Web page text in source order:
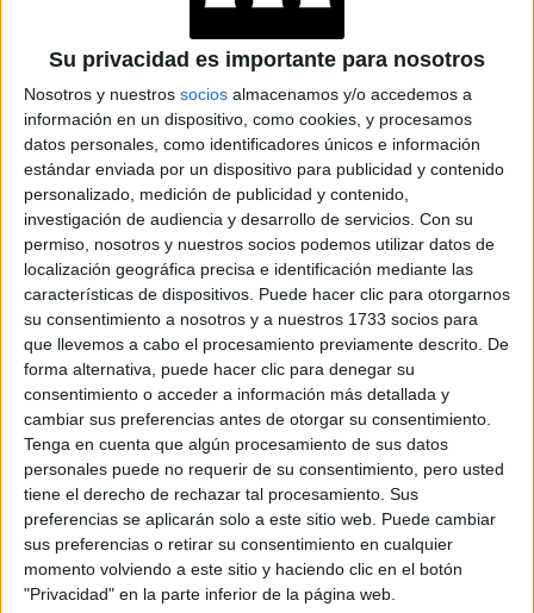
Su privacidad es importante para nosotros
Nosotros y nuestros socios almacenamos y/o accedemos a
información en un dispositivo, como cookies, y procesamos
datos personales, como identificadores únicos e información
estándar enviada por un dispositivo para publicidad y contenido
personalizado, medición de publicidad y contenido,
investigación de audiencia y desarrollo de servicios. Con su
permiso, nosotros y nuestros socios podemos utilizar datos de
localización geográfica precisa e identificación mediante las
características de dispositivos. Puede hacer clic para otorgarnos
su consentimiento a nosotros y a nuestros 1733 socios para
que llevemos a cabo el procesamiento previamente descrito. De
forma alternativa, puede hacer clic para denegar su
consentimiento o acceder a información más detallada y
cambiar sus preferencias antes de otorgar su consentimiento.
Tenga en cuenta que algún procesamiento de sus datos
personales puede no requerir de su consentimiento, pero usted
tiene el derecho de rechazar tal procesamiento. Sus
preferencias se aplicarán solo a este sitio web. Puede cambiar
sus preferencias o retirar su consentimiento en cualquier
momento volviendo a este sitio y haciendo clic en el botón
"Privacidad" en la parte inferior de la página web.
Participación en los eventos organizados por
Editorial Perfil.
Suscribite ahora
COMPARTÍ ESTA NOTA
EN ESTA NOTA
TEMAS: LUNA HORÓSCOPO
Comentarios